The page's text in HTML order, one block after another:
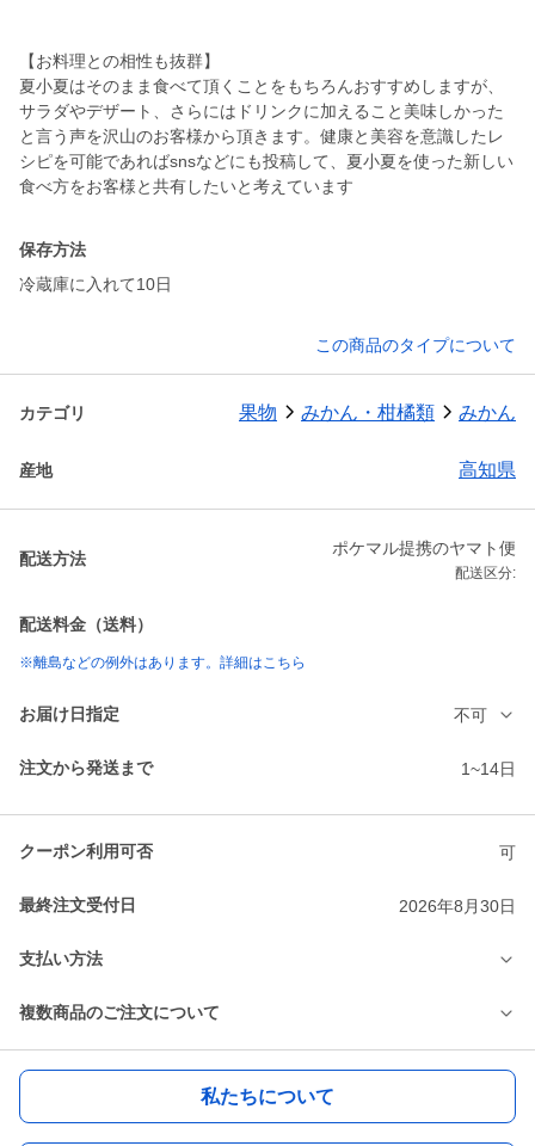
【お料理との相性も抜群】
夏小夏はそのまま食べて頂くことをもちろんおすすめしますが、
サラダやデザート、さらにはドリンクに加えること美味しかった
と言う声を沢山のお客様から頂きます。健康と美容を意識したレ
シピを可能であればsnsなどにも投稿して、夏小夏を使った新しい
食べ方をお客様と共有したいと考えています
保存方法
冷蔵庫に入れて10日
この商品のタイプについて
カテゴリ 果物 みかん・柑橘類 みかん
産地 高知県
配送方法
ポケマル提携のヤマト便
配送区分:
配送料金（送料）
※離島などの例外はあります。詳細はこちら
お届け日指定 不可
注文から発送まで 1~14日
クーポン利用可否 可
最終注文受付日 2026年8月30日
支払い方法
複数商品のご注文について
私たちについて